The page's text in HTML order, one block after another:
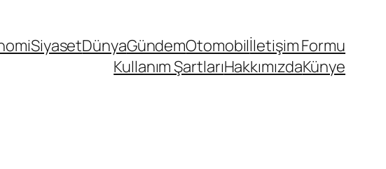
SiyasetDünyaGündemOtomobilİletişim Formu
Kullanım ŞartlarıHakkımızdaKünye